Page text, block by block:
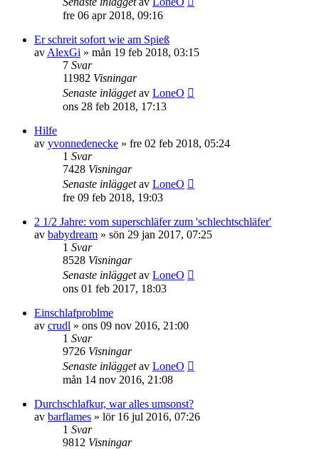
fre 06 apr 2018, 09:16
Er schreit sofort wie am Spieß
av AlexGi » mån 19 feb 2018, 03:15
7 Svar
11982 Visningar
Senaste inläggetav LoneO
ons 28 feb 2018, 17:13
Hilfe
av yvonnedenecke » fre 02 feb 2018, 05:24
1 Svar
7428 Visningar
Senaste inläggetav LoneO
fre 09 feb 2018, 19:03
2 1/2 Jahre: vom superschläfer zum 'schlechtschläfer'
av babydream » sön 29 jan 2017, 07:25
1 Svar
8528 Visningar
Senaste inläggetav LoneO
ons 01 feb 2017, 18:03
Einschlafproblme
av crudl » ons 09 nov 2016, 21:00
1 Svar
9726 Visningar
Senaste inläggetav LoneO
mån 14 nov 2016, 21:08
Durchschlafkur, war alles umsonst?
av barflames » lör 16 jul 2016, 07:26
1 Svar
9812 Visningar